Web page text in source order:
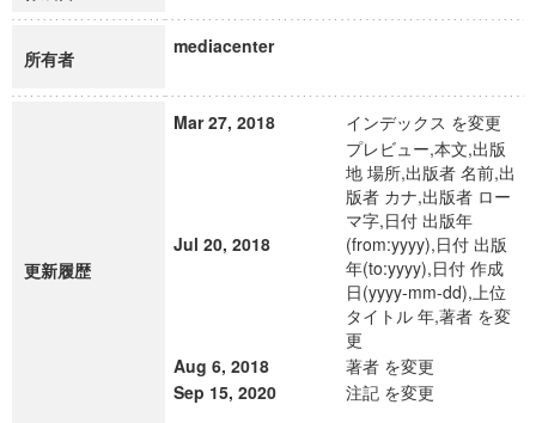
所有者
mediacenter
更新履歴
Mar 27, 2018 インデックス を変更
Jul 20, 2018
プレビュー,本文,出版
地 場所,出版者 名前,出
版者 カナ,出版者 ロー
マ字,日付 出版年
(from:yyyy),日付 出版
年(to:yyyy),日付 作成
日(yyyy-mm-dd),上位
タイトル 年,著者 を変
更
Aug 6, 2018
著者 を変更
Sep 15, 2020
注記 を変更